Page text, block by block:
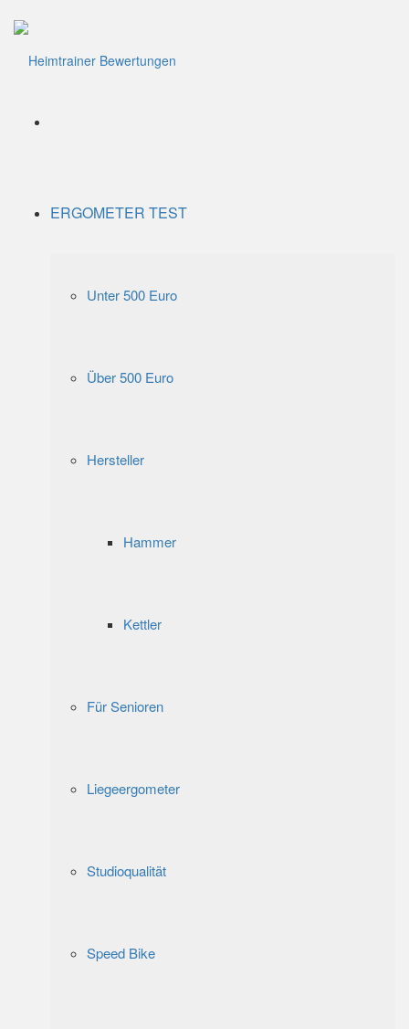
ERGOMETER TEST
Unter 500 Euro
Über 500 Euro
Hersteller
Hammer
Kettler
Für Senioren
Liegeergometer
Studioqualität
Speed Bike